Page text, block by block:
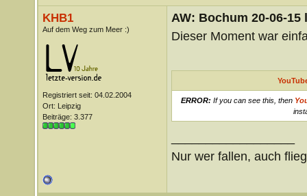
KHB1
Auf dem Weg zum Meer :)
Registriert seit: 04.02.2004
Ort: Leipzig
Beiträge: 3.377
AW: Bochum 20-06-
Dieser Moment war
ERROR: If you can see this, then
Nur wer fallen, auch